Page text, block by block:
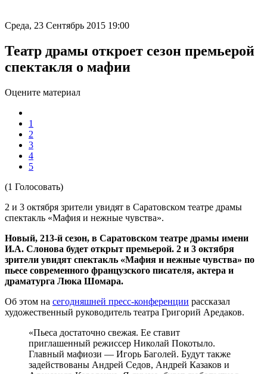
Среда, 23 Сентябрь 2015 19:00
Театр драмы откроет сезон премьерой
спектакля о мафии
Оцените материал
1
2
3
4
5
(1 Голосовать)
2 и 3 октября зрители увидят в Саратовском театре драмы
спектакль «Мафия и нежные чувства».
Новый, 213-й сезон, в Саратовском театре драмы имени
И.А. Слонова будет открыт премьерой. 2 и 3 октября
зрители увидят спектакль «Мафия и нежные чувства» по
пьесе современного французского писателя, актера и
драматурга Люка Шомара.
Об этом на сегодняшней пресс-конференции рассказал
художественный руководитель театра Григорий Аредаков.
«Пьеса достаточно свежая. Ее ставит
приглашенный режиссер Николай Покотыло.
Главный мафиози — Игорь Баголей. Будут также
задействованы Андрей Седов, Андрей Казаков и